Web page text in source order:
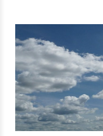
meteorologi di […]